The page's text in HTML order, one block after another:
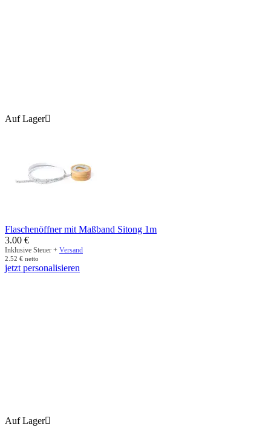
Auf Lager
Flaschenöffner mit Maßband Sitong 1m
3.00 €
Inklusive Steuer + Versand
2.52 € netto
jetzt personalisieren
Auf Lager